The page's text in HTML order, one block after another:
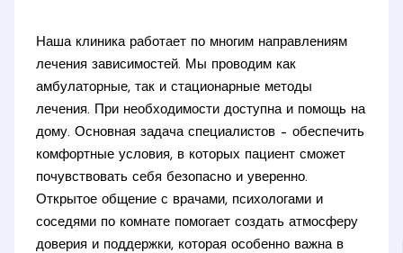
Наша клиника работает по многим направлениям
лечения зависимостей. Мы проводим как
амбулаторные, так и стационарные методы
лечения. При необходимости доступна и помощь на
дому. Основная задача специалистов – обеспечить
комфортные условия, в которых пациент сможет
почувствовать себя безопасно и уверенно.
Открытое общение с врачами, психологами и
соседями по комнате помогает создать атмосферу
доверия и поддержки, которая особенно важна в